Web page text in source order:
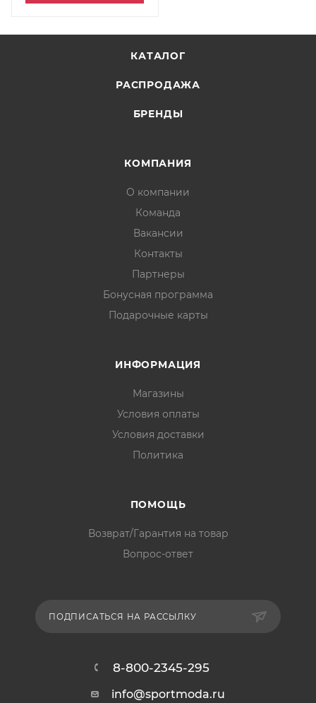
КАТАЛОГ
РАСПРОДАЖА
БРЕНДЫ
КОМПАНИЯ
О компании
Команда
Вакансии
Контакты
Партнеры
Бонусная программа
Подарочные карты
ИНФОРМАЦИЯ
Магазины
Условия оплаты
Условия доставки
Политика
ПОМОЩЬ
Возврат/Гарантия на товар
Вопрос-ответ
ПОДПИСАТЬСЯ НА РАССЫЛКУ
8-800-2345-295
info@sportmoda.ru